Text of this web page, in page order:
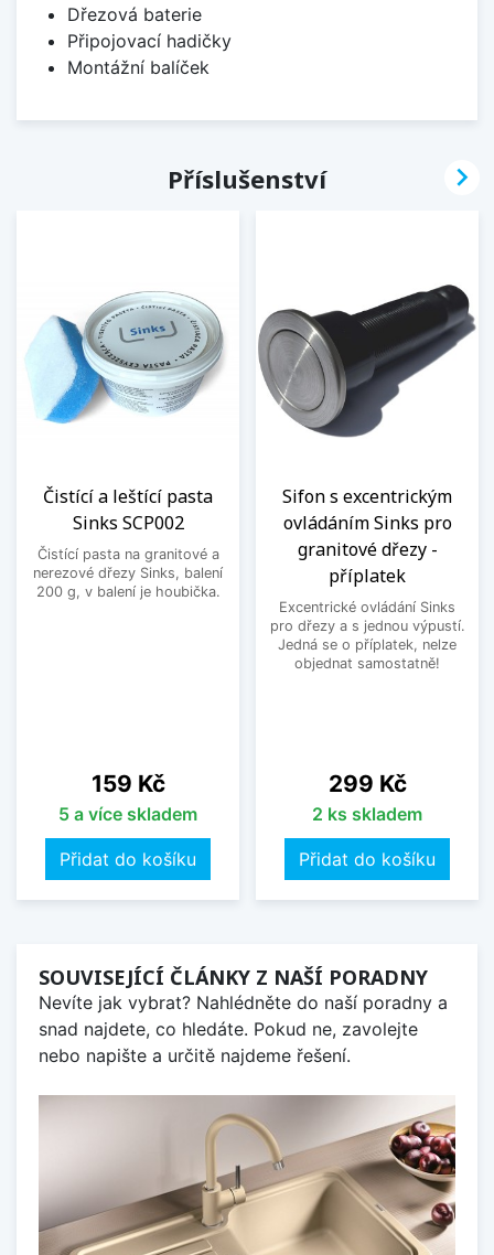
Dřezová baterie
Připojovací hadičky
Montážní balíček
Příslušenství
Čistící a leštící pasta
Sinks SCP002
Čistící pasta na granitové a
nerezové dřezy Sinks, balení
200 g, v balení je houbička.
Cena
159 Kč
5 a více skladem
Přidat do košíku
Sifon s excentrickým
ovládáním Sinks pro
granitové dřezy -
příplatek
Excentrické ovládání Sinks
pro dřezy a s jednou výpustí.
Jedná se o příplatek, nelze
objednat samostatně!
Cena
299 Kč
2 ks skladem
Přidat do košíku

SOUVISEJÍCÍ ČLÁNKY Z NAŠÍ PORADNY
Nevíte jak vybrat? Nahlédněte do naší poradny a
snad najdete, co hledáte. Pokud ne, zavolejte
nebo napište a určitě najdeme řešení.